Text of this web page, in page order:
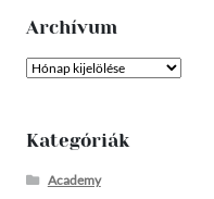
Archívum
Archívum
Kategóriák
Academy